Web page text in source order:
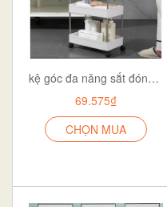
kệ góc đa năng sắt đóng hộp
69.575₫
CHỌN MUA